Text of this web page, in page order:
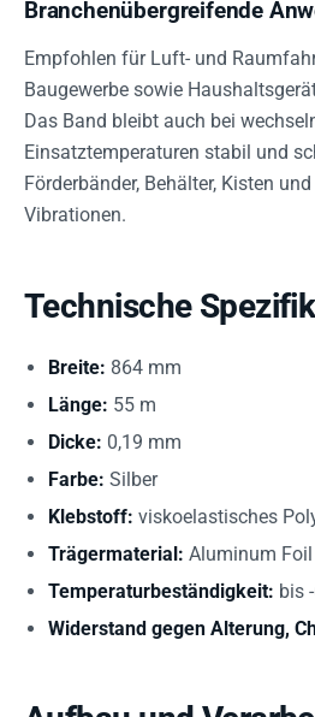
Branchenübergreifende
Empfohlen für Luft- und
Baugewerbe sowie
Das Band bleibt auch bei
Einsatztemperaturen stabil und
Förderbänder, Behälter, Kisten
Vibrationen.
Technische
Breite: 864 mm
Länge: 55 m
Dicke: 0,19 mm
Farbe: Silber
Klebstoff: viskoelastisches
Trägermaterial: Aluminum Foil
Temperaturbeständigkeit: bis
Widerstand gegen Alterung,